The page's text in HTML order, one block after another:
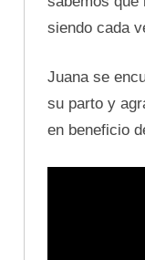
siendo cada
Juana se
su parto y
en beneficio